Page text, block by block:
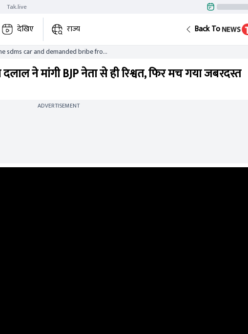
Tak.live
देखिए राज्य Back To
sdms car and demanded bribe from
ने मांगी BJP नेता से ही रिश्वत, फिर मच गया जबरदस्त
ADVERTISEMENT